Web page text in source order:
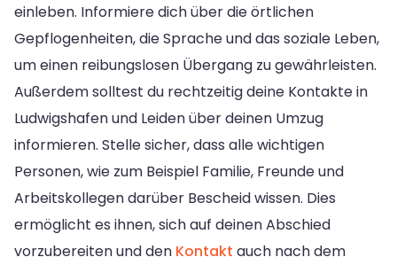
einleben. Informiere dich über die örtlichen
Gepflogenheiten, die Sprache und das soziale Leben,
um einen reibungslosen Übergang zu gewährleisten.
Außerdem solltest du rechtzeitig deine Kontakte in
Ludwigshafen und Leiden über deinen Umzug
informieren. Stelle sicher, dass alle wichtigen
Personen, wie zum Beispiel Familie, Freunde und
Arbeitskollegen darüber Bescheid wissen. Dies
ermöglicht es ihnen, sich auf deinen Abschied
vorzubereiten und den Kontakt auch nach dem